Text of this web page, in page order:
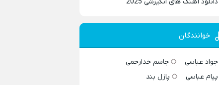
خوانندگان
جواد عباسی
جاسم خدارحمی
پیام عباسی
پازل بند